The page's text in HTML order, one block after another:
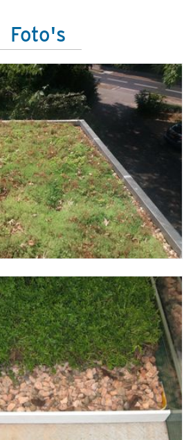
Foto's